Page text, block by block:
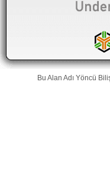
Bu Alan Adı Yöncü